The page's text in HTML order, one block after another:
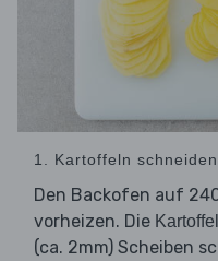
1. Kartoffeln schneiden
Den Backofen auf
vorheizen. Die
(ca. 2mm) Scheiben